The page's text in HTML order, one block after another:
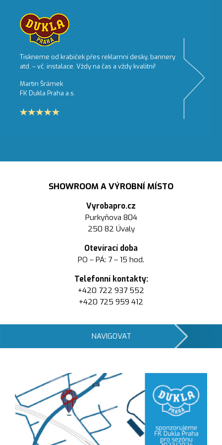
Tiskneme od krabiček přes reklamní desky, bannery
atd. – vč. instalace. Vždy na čas a vždy kvalitní!
Martin Šrámek
FK Dukla Praha a.s.
SHOWROOM A VÝROBNÍ MÍSTO
Vyrobapro.cz
Purkyňova 804
250 82 Úvaly
Otevírací doba
PO – PÁ: 7 – 15 hod.
Telefonní kontakty:
+420 722 937 552
+420 725 959 412
NAVIGOVAT